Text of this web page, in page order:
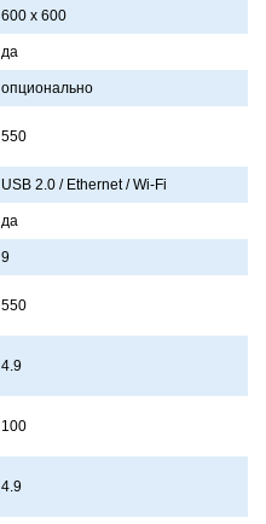
600 x 600
да
опционально
550
USB 2.0 / Ethernet / Wi-Fi
да
9
550
4.9
100
4.9